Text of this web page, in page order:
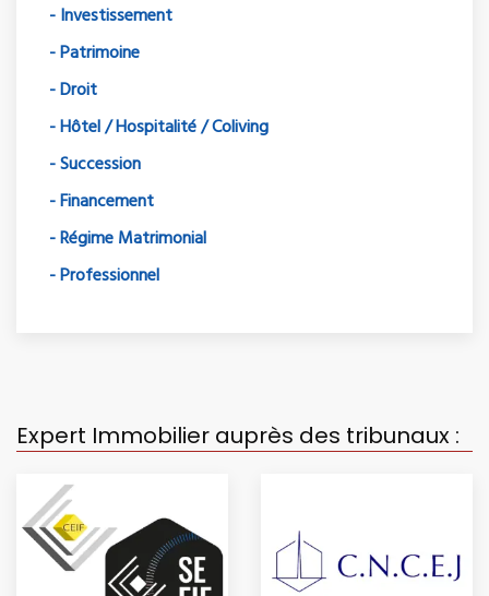
- Investissement
- Patrimoine
- Droit
- Hôtel / Hospitalité / Coliving
- Succession
- Financement
- Régime Matrimonial
- Professionnel
Expert Immobilier auprès des tribunaux :